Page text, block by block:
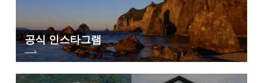
공식 인스타그램